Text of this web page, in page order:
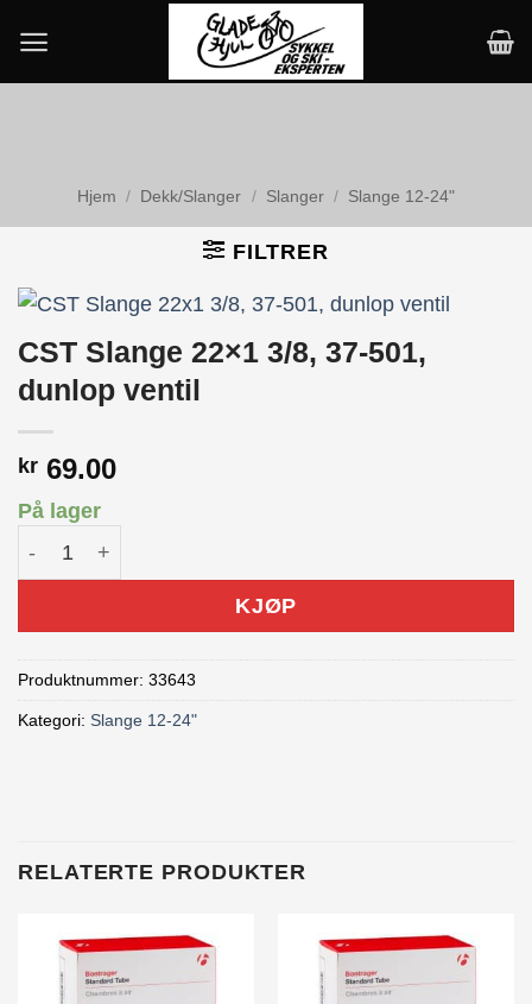
content
Hjem / Dekk/Slanger / Slanger / Slange 12-24"
FILTRER
CST Slange 22×1 3/8, 37-501,
dunlop ventil
kr 69.00
På lager
KJØP
Produktnummer: 33643
Kategori: Slange 12-24"
RELATERTE PRODUKTER